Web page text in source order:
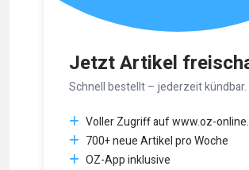
Jetzt Artikel
Schnell bestellt – jederzeit kündbar.
Voller Zugriff auf www.oz-
700+ neue Artikel pro Woche
OZ-App inklusive